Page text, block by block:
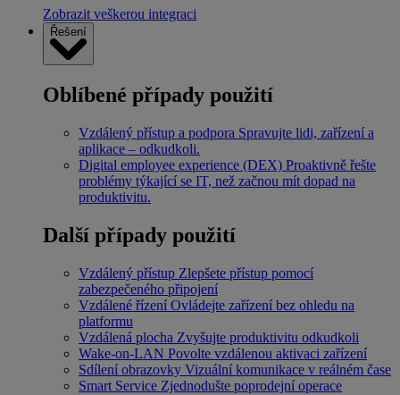
Zobrazit veškerou integraci
Řešení
Oblíbené případy použití
Vzdálený přístup a podpora Spravujte lidi, zařízení a
aplikace – odkudkoli.
Digital employee experience (DEX) Proaktivně řešte
problémy týkající se IT, než začnou mít dopad na
produktivitu.
Další případy použití
Vzdálený přístup Zlepšete přístup pomocí
zabezpečeného připojení
Vzdálené řízení Ovládejte zařízení bez ohledu na
platformu
Vzdálená plocha Zvyšujte produktivitu odkudkoli
Wake-on-LAN Povolte vzdálenou aktivaci zařízení
Sdílení obrazovky Vizuální komunikace v reálném čase
Smart Service Zjednodušte poprodejní operace